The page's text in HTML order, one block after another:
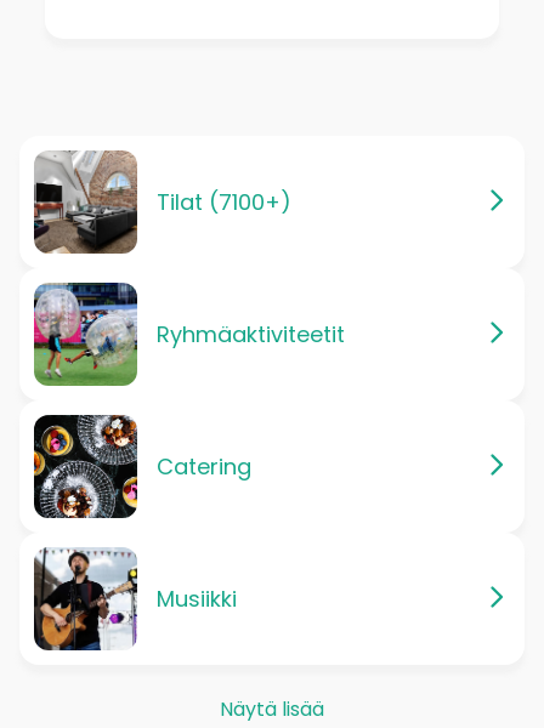
Tilat (7100+)
Ryhmäaktiviteetit
Catering
Musiikki
Näytä lisää